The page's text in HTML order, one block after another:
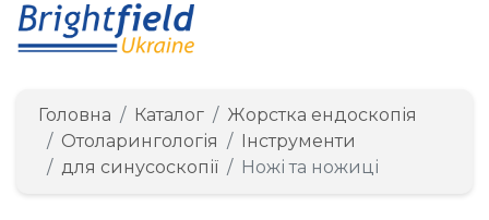
Головна Каталог
Жорстка ендоскопія
Отоларингологія
Інструменти
для синусоскопії
Ножі та ножиці